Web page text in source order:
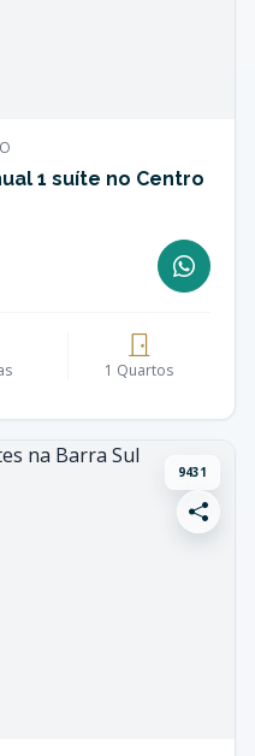
1 suíte no Centro
1 Quartos
9431